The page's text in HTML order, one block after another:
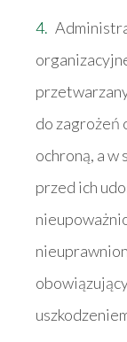
do zagrożeń
ochroną, a w
przed ich